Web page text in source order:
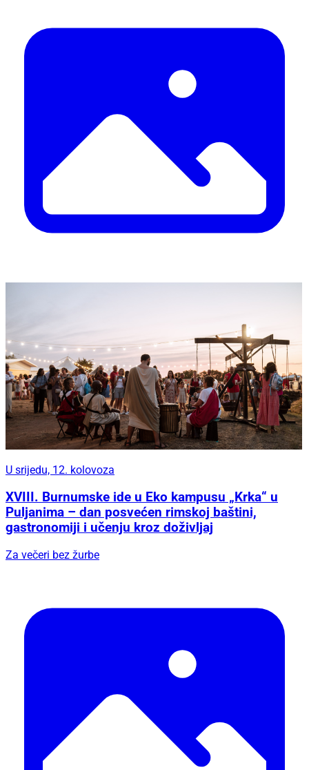
U srijedu, 12. kolovoza
XVIII. Burnumske ide u Eko kampusu „Krka“ u
Puljanima – dan posvećen rimskoj baštini,
gastronomiji i učenju kroz doživljaj
Za večeri bez žurbe